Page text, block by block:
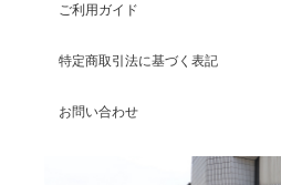
ご利用ガイド
特定商取引法に基づく表記
お問い合わせ